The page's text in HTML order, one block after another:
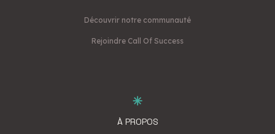
Découvrir notre communauté
Rejoindre Call Of Success
À PROPOS